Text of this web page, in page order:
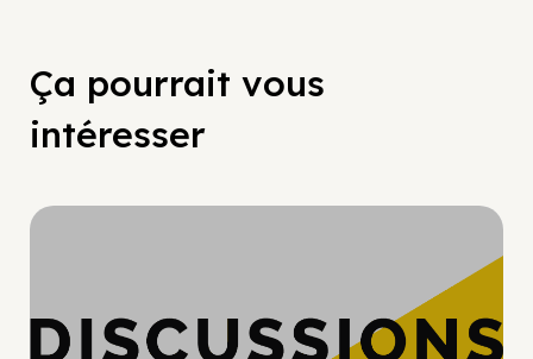
Ça pourrait vous
intéresser